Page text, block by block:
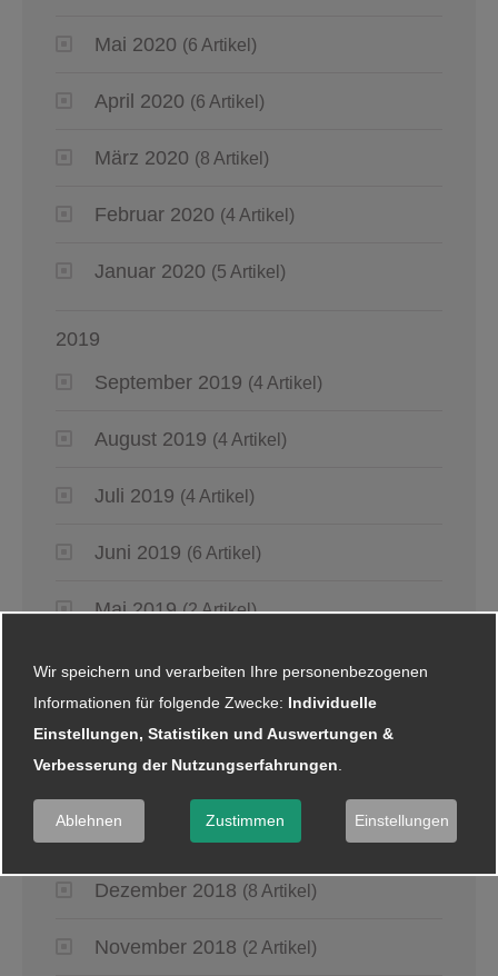
Mai 2020 (6 Artikel)
April 2020 (6 Artikel)
März 2020 (8 Artikel)
Februar 2020 (4 Artikel)
Januar 2020 (5 Artikel)
2019
September 2019 (4 Artikel)
August 2019 (4 Artikel)
Juli 2019 (4 Artikel)
Juni 2019 (6 Artikel)
Mai 2019 (2 Artikel)
April 2019 (4 Artikel)
Januar 2019 (5 Artikel)
2018
Dezember 2018 (8 Artikel)
November 2018 (2 Artikel)
Wir speichern und verarbeiten Ihre personenbezogenen
Informationen für folgende Zwecke: Individuelle
Einstellungen, Statistiken und Auswertungen &
Verbesserung der Nutzungserfahrungen
Ablehnen Zustimmen Einstellungen